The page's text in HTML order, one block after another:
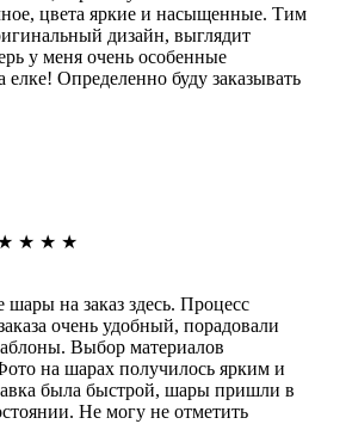
цвета яркие и насыщенные. Тим
дизайн, выглядит
у меня очень особенные
елке! Определенно буду заказывать
★ ★ ★
шары на заказ здесь. Процесс
очень удобный, порадовали
Выбор материалов
на шарах получилось ярким и
была быстрой, шары пришли в
Не могу не отметить